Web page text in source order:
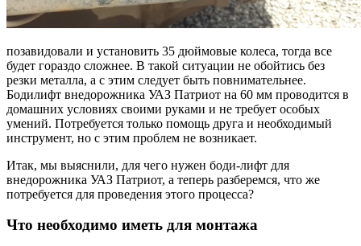
позавидовали и установить 35 дюймовые колеса, тогда все
будет гораздо сложнее. В такой ситуации не обойтись без
резки металла, а с этим следует быть повнимательнее.
Бодилифт внедорожника УАЗ Патриот на 60 мм проводится в
домашних условиях своими руками и не требует особых
умений. Потребуется только помощь друга и необходимый
инструмент, но с этим проблем не возникает.
Итак, мы выяснили, для чего нужен боди-лифт для
внедорожника УАЗ Патриот, а теперь разберемся, что же
потребуется для проведения этого процесса?
Что необходимо иметь для монтажа